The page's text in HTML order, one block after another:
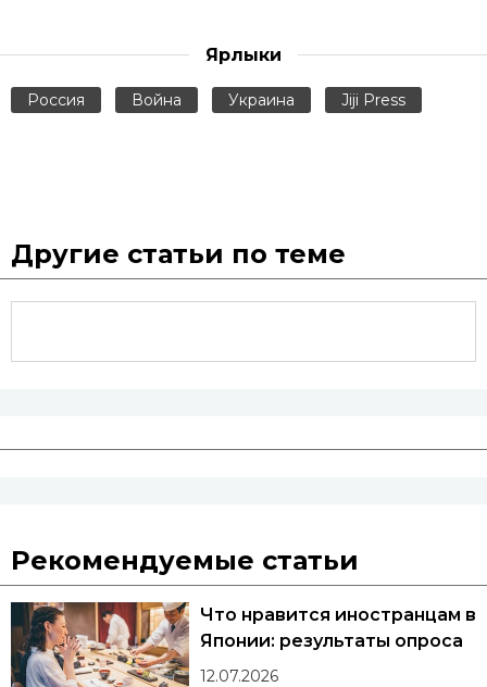
Ярлыки
Россия Война Украина Jiji Press
Другие статьи по теме
Рекомендуемые статьи
Что нравится иностранцам в
Японии: результаты опроса
12.07.2026